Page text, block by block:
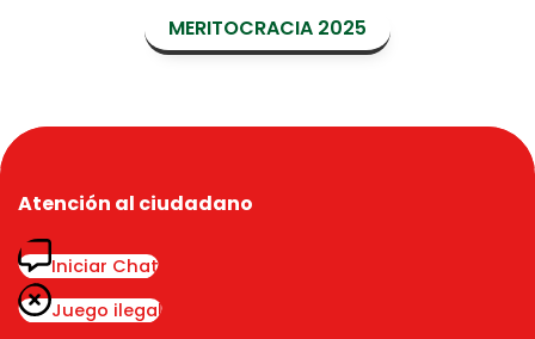
MERITOCRACIA 2025
Atención al ciudadano
Iniciar Chat
Juego ilegal